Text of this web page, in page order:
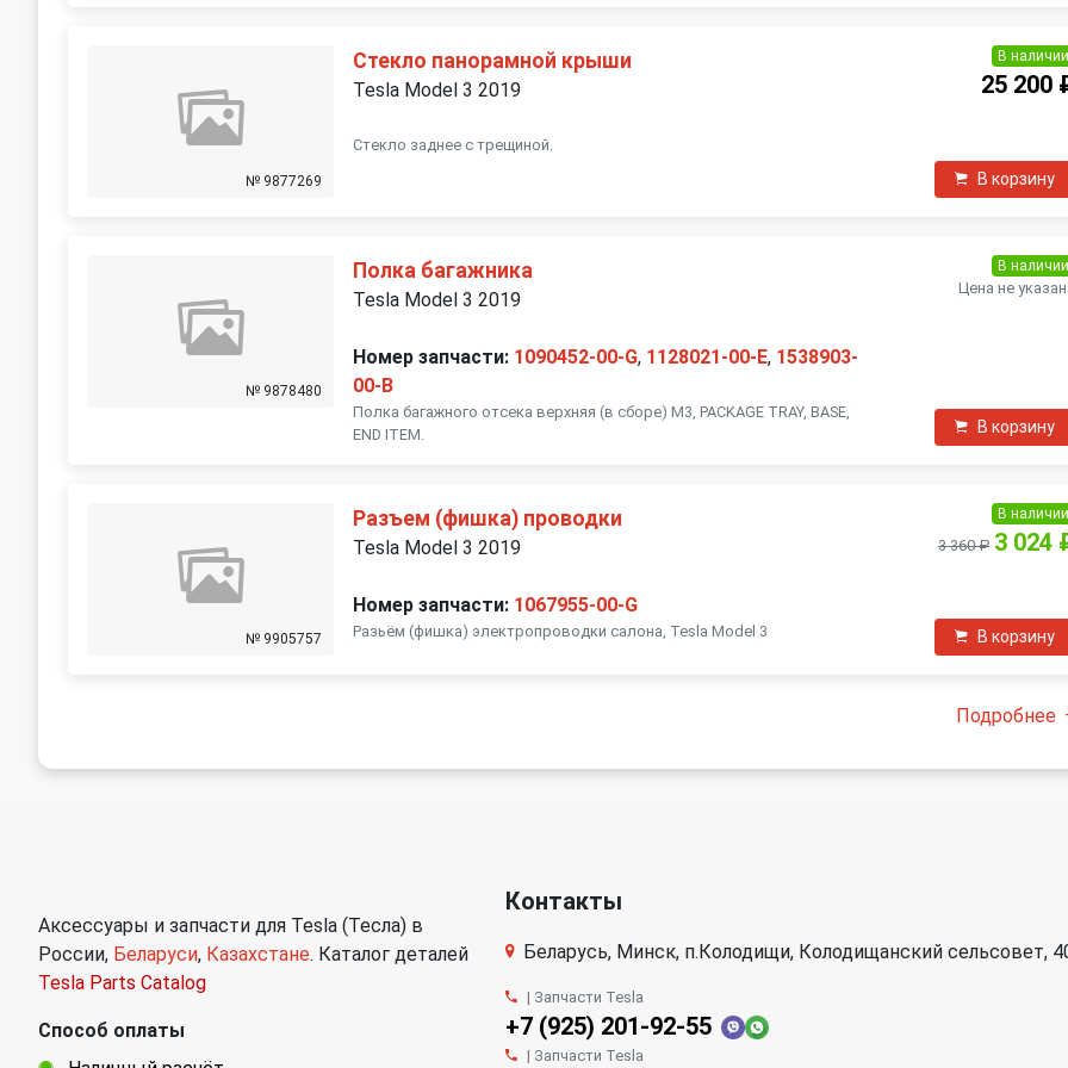
№ 9877269
Стекло панорамной крыши
Tesla Model 3 2019
Стекло заднее с трещиной.
В наличии
25 200
В корзину
№ 9878480
Полка багажника
Tesla Model 3 2019
Номер запчасти: 1090452-00-G, 1128021-00-E, 1538903-
00-B
Полка багажного отсека верхняя (в сборе) M3, PACKAGE TRAY, BASE,
END ITEM.
В наличии
Цена не
В корзину
№ 9905757
Разъем (фишка) проводки
Tesla Model 3 2019
Номер запчасти: 1067955-00-G
Разьëм (фишка) электропроводки салона, Tesla Model 3
В наличии
3 360 ₽ 3 024
В корзину
Подробнее
Аксессуары и запчасти для Tesla (Тесла) в
России, Беларуси, Казахстане. Каталог деталей
Tesla Parts Catalog
Способ оплаты
Контакты
Беларусь, Минск, п.Колодищи, Колодищанский сельсовет,
| Запчасти Tesla
+7 (925) 201-92-55
| Запчасти Tesla